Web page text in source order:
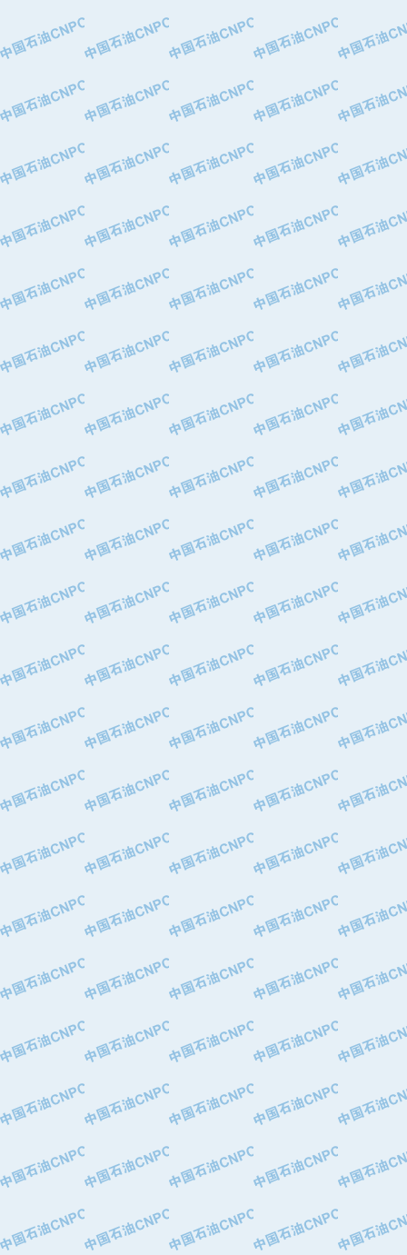
·中国石油锦西石化分公司
·大港油田集团有限责任公司
·深圳市肯多斯实业发展有限公司
·山东墨龙石油机械股份有限公司
·无锡西姆莱斯石油专用管制造有限公
·武汉钢铁（集团）公司
·马鞍山钢铁股份有限公司
·中国石油天然气股份有限公司兰州石
·中国石化茂名石化分公司
·中国石油大港油田分公司
·靖江市天和泵业有限公司
·中油油气勘探软件国家工程研究中心
·西安长庆钻宇集团咸阳石化有限公司
·新疆新冠控制系统工程有限公司
·新疆安维消防设施器材有限公司
·华北石油津工机械制造有限公司
·上海山武控制仪表有限公司
·上海赛科石油化工有限责任公司
·上海高桥石化
·中国石化扬子石油化工股份有限公司
·中国石化长岭炼化公司
·中国石油长庆油田分公司
·山东墨龙石油机械股份有限公司
·大庆油田物资集团
·南阳防爆集团有限公司
·乳山市力久特种电机有限公司
·无锡西姆莱斯石油专用管制造有限公
·沈阳全密封变压器股份有限公司
·河北华北石油天成实业集团有限公司
·特变电工股份有限公司
·中国石化镇海炼油化工股份有限公司
·重庆川东阀门制造有限公司
·三明高中压阀门有限公司
·宁波永泰塑料机械有限公司宁波高压
·上海人民企业集团有限公司
·西安巨力石油技术有限责任公司
·青岛汉缆股份有限公司
·厦门市榕兴新世纪石油设备制造有限
·大港油田集团中成机械制造有限公司
·承德司达石油装备开发公司
·四川明星电缆有限公司
·中国石油大庆石油化工总厂
·中国石油化工股份有限公司催化剂长
·北京长空工业有限公司